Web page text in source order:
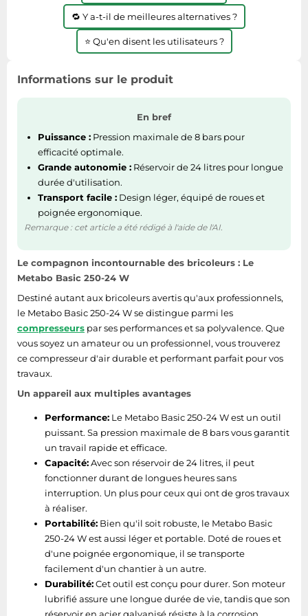
Tablettes tactiles
Tondeuses cheveux & barbe
Téléviseurs
🔁 Y a-t-il de meilleures alternatives ?
⭐ Qu'en disent les utilisateurs ?
Informations sur le produit
En bref
Puissance : Pression maximale de 8 bars pour
efficacité optimale.
Grande autonomie : Réservoir de 24 litres pour longue
durée d'utilisation.
Transport facile : Design léger, équipé de roues et
poignée ergonomique.
Remarque : cet article a été rédigé à l'aide de l'AI.
Le compagnon incontournable des bricoleurs : Le
Metabo Basic 250-24 W
Destiné autant aux bricoleurs avertis qu'aux professionnels,
le Metabo Basic 250-24 W se distingue parmi les
compresseurs par ses performances et sa polyvalence. Que
vous soyez un amateur ou un professionnel, vous trouverez
ce compresseur d'air durable et performant parfait pour vos
travaux.
Un appareil aux multiples avantages
Performance: Le Metabo Basic 250-24 W est un outil
puissant. Sa pression maximale de 8 bars vous garantit
un travail rapide et efficace.
Capacité:Avec son réservoir de 24 litres, il peut
fonctionner durant de longues heures sans
interruption. Un plus pour ceux qui ont de gros travaux
à réaliser.
Portabilité: Bien qu'il soit robuste, le Metabo Basic
250-24 W est aussi léger et portable. Doté de roues et
d'une poignée ergonomique, il se transporte
facilement d'un chantier à un autre.
Durabilité:Cet outil est conçu pour durer. Son moteur
lubrifié assure une longue durée de vie, tandis que son
réservoir en acier galvanisé résiste à la corrosion.